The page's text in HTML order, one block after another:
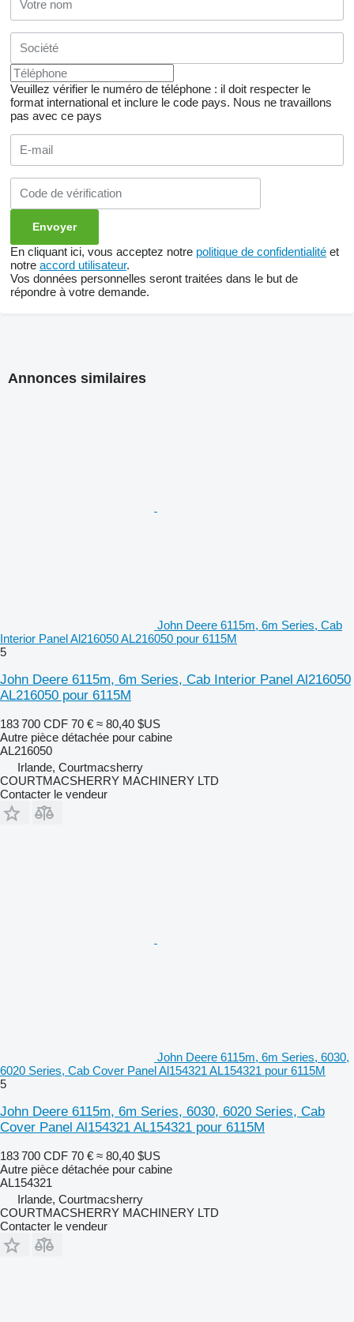
Veuillez vérifier le numéro de téléphone : il doit respecter le
format international et inclure le code pays. Nous ne travaillons
pas avec ce pays
En cliquant ici, vous acceptez notre politique de confidentialité et
notre accord utilisateur.
Vos données personnelles seront traitées dans le but de
répondre à votre demande.
Annonces similaires
John Deere 6115m, 6m Series, Cab
Interior Panel Al216050 AL216050 pour 6115M
5
John Deere 6115m, 6m Series, Cab Interior Panel Al216050
AL216050 pour 6115M
183 700 CDF 70 € ≈ 80,40 $US
Autre pièce détachée pour cabine
AL216050
Irlande, Courtmacsherry
COURTMACSHERRY MACHINERY LTD
Contacter le vendeur
John Deere 6115m, 6m Series, 6030,
6020 Series, Cab Cover Panel Al154321 AL154321 pour 6115M
5
John Deere 6115m, 6m Series, 6030, 6020 Series, Cab
Cover Panel Al154321 AL154321 pour 6115M
183 700 CDF 70 € ≈ 80,40 $US
Autre pièce détachée pour cabine
AL154321
Irlande, Courtmacsherry
COURTMACSHERRY MACHINERY LTD
Contacter le vendeur